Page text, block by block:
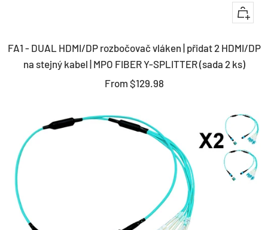
Quick
FA1 - DUAL HDMI/DP rozbočovač vláken | přidat 2 HDMI/DP
na stejný kabel | MPO FIBER Y-SPLITTER (sada 2 ks)
Sale
From $129.98